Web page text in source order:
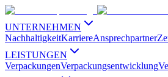
UNTERNEHMEN
NachhaltigkeitKarriereAnsprechpartner
LEISTUNGEN
VerpackungenVerpackungsentwicklung